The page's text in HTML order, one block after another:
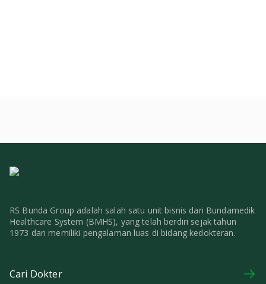
RS Bunda Group adalah salah satu unit bisnis dari Bundamedik
Healthcare System (BMHS), yang telah berdiri sejak tahun
1973 dan memiliki pengalaman luas di bidang kedokteran.
Cari Dokter